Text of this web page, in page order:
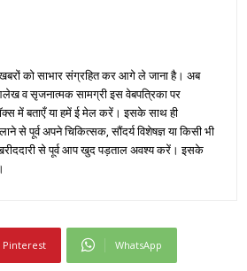
को साभार संग्रहित कर आगे ले जाना है। अब
व सृजनात्मक सामग्री इस वेबपत्रिका पर
में बताएँ या हमें ई मेल करें। इसके साथ ही
पूर्व अपने चिकित्सक, सौंदर्य विशेषज्ञ या किसी भी
से पूर्व आप खुद पड़ताल अवश्य करें। इसके
Pinterest WhatsApp